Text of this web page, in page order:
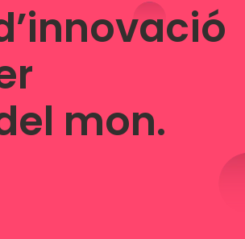
mon.